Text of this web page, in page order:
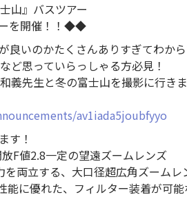
山』バスツアー
ーを開催！！◆◆
良いのかたくさんありすぎてわか
ど思っていらっしゃる方必見！
義先生と冬の富士山を撮影に行き
av1iada5joubfyyo
す！
F値2.8一定の望遠ズームレンズ
両立する、大口径超広角ズームレ
に優れた、フィルター装着が可